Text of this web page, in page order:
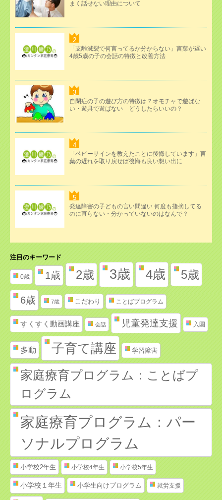
まく話せない理由について
「支離滅裂で何言ってるか分からない」言葉が遅い
4歳5歳の子の会話の特徴と改善方法
自閉症の子の遊び方の特徴は？オモチャで遊ばな
い・遊具で遊ばない どうしたらいいの？
「ベビーサインを教えたことに後悔しています」言
葉の遅れを取り戻せば後悔も良い想い出に
発達障害の子どもの言い間違い 何度も指摘してる
のに直らない・分かっていないのはなんで？
注目のキーワード
0歳 1歳 2歳 3歳 4歳 5歳
6歳 7歳 こだわり ことばプログラム
すくすく動画講座 会話 児童発達支援 入園
多動 子育て講座 学習障害
家庭療育プログラム：ことばプ
ログラム
家庭療育プログラム：パー
ソナルプログラム
小学校2年生 小学校4年生 小学校5年生
小学校１年生 小学生向けプログラム 就労支援